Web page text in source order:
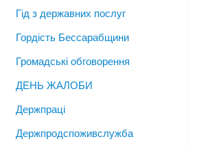
Гід з державних послуг
Гордість Бессарабщини
Громадські обговорення
ДЕНЬ ЖАЛОБИ
Держпраці
Держпродспоживслужба